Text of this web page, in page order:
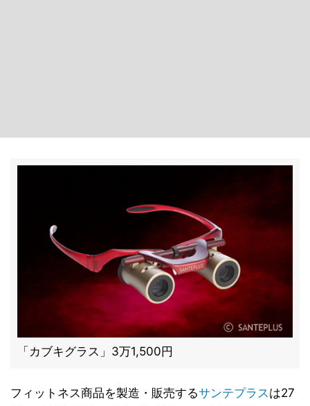
「カブキグラス」3万1,500円
フィットネス商品を製造・販売するサンテプラスは27